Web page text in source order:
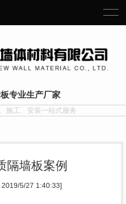
专业生产厂家
施工、安装一站式服务
隔墙板案例
2019/5/27 1:40:33]